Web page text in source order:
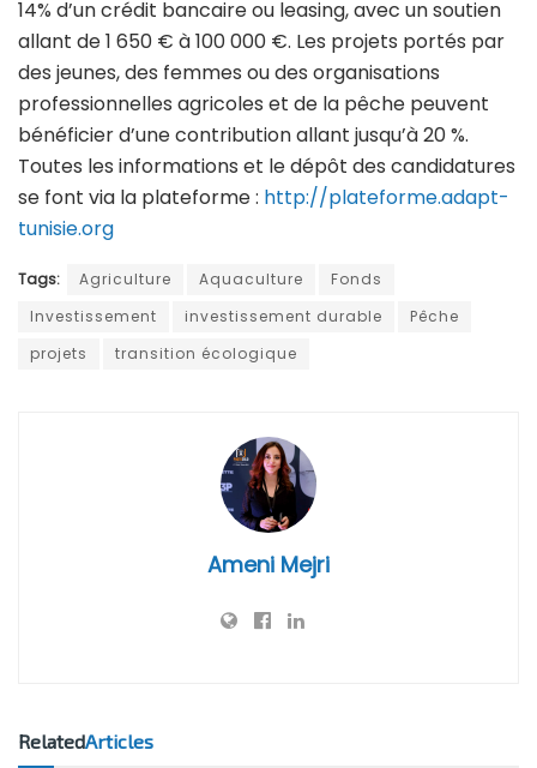
14% d’un crédit bancaire ou leasing, avec un soutien
allant de 1 650 € à 100 000 €. Les projets portés par
des jeunes, des femmes ou des organisations
professionnelles agricoles et de la pêche peuvent
bénéficier d’une contribution allant jusqu’à 20 %.
Toutes les informations et le dépôt des candidatures
se font via la plateforme : http://plateforme.adapt-
tunisie.org
Tags: Agriculture Aquaculture
Fonds
Investissement
investissement durable
Pêche
projets
transition écologique
Ameni Mejri
RelatedArticles